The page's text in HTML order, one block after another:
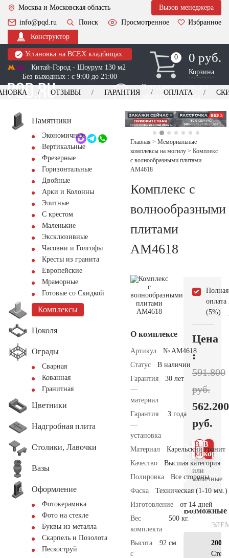
Москва и Московская область
Вызов менеджера
info@pqd.ru
Поиск Просмотренное
Избранное
Конструктор
Установка на ВСЕХ кладбищах
Китай-Город - Шоурум 130 м2
Без выходных : с 9:00 до 21:00
0
0 0 руб.
Корзина
Выезд менеджера для
оформления заказа
+7 (495) 518-44-23
Обратный звонок
ОТЗЫВЫ ГАРАНТИЯ ОПЛАТА
Памятники
Экономичные
Вертикальные
Фрезерные
Горизонтальные
Двойные
Арки и Колонны
Элитные
С крестом
Маленькие
Эксклюзивные
Часовни и Голгофы
Кресты из гранита
Европейские
Мраморные
Готовые со Скидкой
Комплексы
Цоколя
Ограды
Сварная
Кованная
Гранитная
Цветники
Надгробная плита
Столики, Лавочки
Вазы
Оформление
Фотокерамика
Фото на стекле
Буквы из металла
Скарпель и Позолота
Пескоструй
Главная > Мемориальные
комплексы на могилу > Комплекс
с волнообразными плитами
AM4618
Комплекс с
волнообразными
плитами
AM4618
О комплексе
Артикул
№ AM4618
Статус
В наличии
Гарантия
—
материал
30 лет
Гарантия
—
установка
3 года
Материал
Карельский гранит
Качество
Высшая категория
Полировка
Все стороны
Фаска
Техническая (1-10 мм.)
Изготовление
от 14 дней
Вес
комплекта
500 кг.
Высота
с
92 см.
Полная
оплата
(5%)
Цена
:
591.800
руб.
562.200
руб.
В
В 1
клик
или
наличные.
Возможные